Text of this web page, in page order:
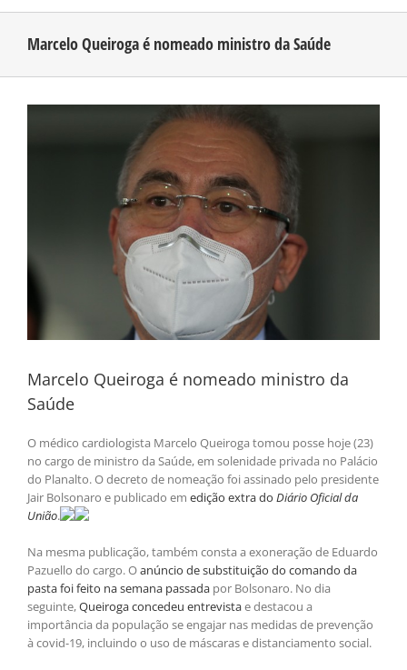
CONHEÇA O AMAZONAS
Marcelo Queiroga é nomeado ministro da Saúde
Marcelo Queiroga é nomeado ministro da
Saúde
O médico cardiologista Marcelo Queiroga tomou posse hoje (23)
no cargo de ministro da Saúde, em solenidade privada no Palácio
do Planalto. O decreto de nomeação foi assinado pelo presidente
Jair Bolsonaro e publicado em edição extra do Diário Oficial da
União.
Na mesma publicação, também consta a exoneração de Eduardo
Pazuello do cargo. Oanúncio de substituição do comando da
pasta foi feito na semana passada por Bolsonaro. No dia
seguinte,Queiroga concedeu entrevistae destacou a
importância da população se engajar nas medidas de prevenção
à covid-19, incluindo o uso de máscaras e distanciamento social.